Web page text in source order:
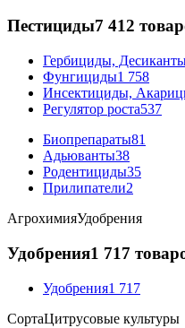
Пестициды7 412
Гербициды,
Фунгициды1 758
Инсектициды,
Регулятор роста537
Биопрепараты81
Адьюванты38
Родентициды35
Прилипатели2
АгрохимияУдобрения
Удобрения1 717
Удобрения1 717
СортаЦитрусовые культуры